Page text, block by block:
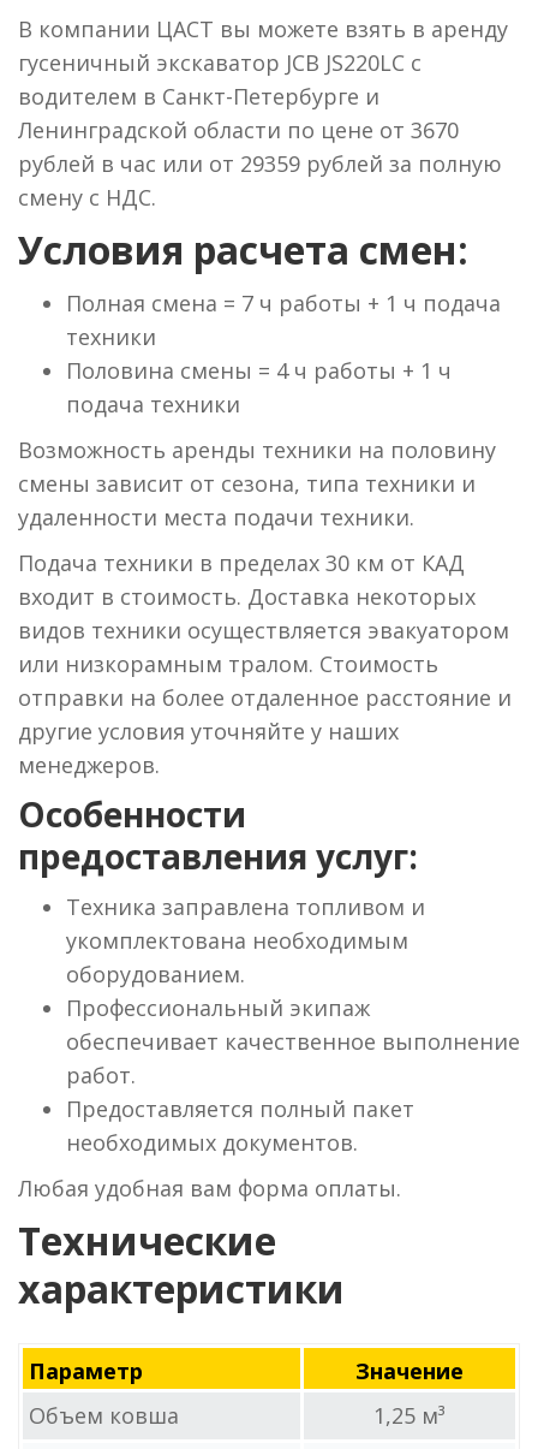
В компании ЦАСТ вы можете взять в аренду
гусеничный экскаватор JCB JS220LC с
водителем в Санкт-Петербурге и
Ленинградской области по цене от 3670
рублей в час или от 29359 рублей за полную
смену с НДС.
Условия расчета смен:
Полная смена = 7 ч работы + 1 ч подача
техники
Половина смены = 4 ч работы + 1 ч
подача техники
Возможность аренды техники на половину
смены зависит от сезона, типа техники и
удаленности места подачи техники.
Подача техники в пределах 30 км от КАД
входит в стоимость. Доставка некоторых
видов техники осуществляется эвакуатором
или низкорамным тралом. Стоимость
отправки на более отдаленное расстояние и
другие условия уточняйте у наших
менеджеров.
Особенности
предоставления услуг:
Техника заправлена топливом и
укомплектована необходимым
оборудованием.
Профессиональный экипаж
обеспечивает качественное выполнение
работ.
Предоставляется полный пакет
необходимых документов.
Любая удобная вам форма оплаты.
Технические
характеристики
Параметр
Значение
Объем ковша
1,25 м³